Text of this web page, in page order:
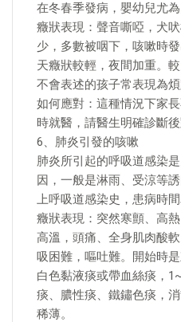
在冬春季發病，嬰幼兒尤為
癥狀表現：聲音嘶啞，犬
少，多數被咽下，咳嗽時
天癥狀較輕，夜間加重。
不會表述的孩子常表現為煩
如何應對：這種情況下家
時就醫，請醫生明確診斷後
6、肺炎引發的咳嗽
肺炎所引起的呼吸道感染
因，一般是淋雨、受涼等
上呼吸道感染史，患病時間
癥狀表現：突然寒顫、高
高溫，頭痛、全身肌肉酸
吸困難，嘔吐難。開始時
白色黏液痰或帶血絲痰，
痰、膿性痰、鐵鏽色痰，
稀薄。